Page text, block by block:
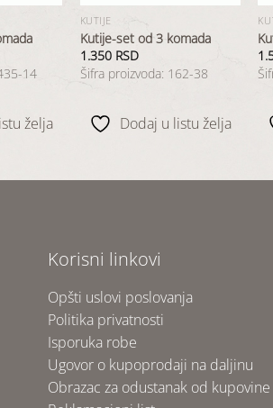
14
želja
KUTIJE
Kutije-set od 3 komada
1.350 RSD
Šifra proizvoda: 162-38
Dodaj u listu želja
Korisni linkovi
Opšti uslovi poslovanja
Politika privatnosti
Isporuka robe
Ugovor o kupoprodaji na daljinu
Obrazac za odustanak od kupovine